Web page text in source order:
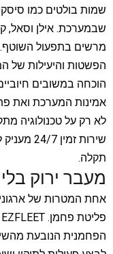
שמות בולטים כמו
שבמערכת. אילן וסאל,
מרשים בתפעול השוטף.
הפשטות והיעילות של
הוכחה במשובים
אמינות המערכת ואת
לא רק על טכנולוגיה
שירות
תקלה.
מעבר ירוק
אחת המטרות של
הפחמנית הנובעת